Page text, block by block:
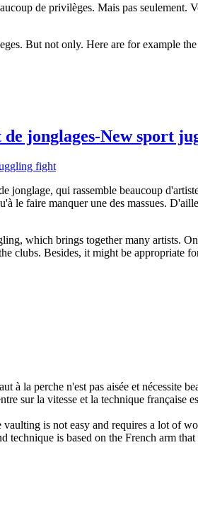
de privilèges. Mais pas seulement.
But not only. Here are for example
jonglages-New sport
qui rassemble beaucoup
le faire manquer une des massues.
which brings together many artists.
clubs. Besides, it might be appropriate
à la perche n'est pas aisée et nécessite
sur la vitesse et la technique française
is not easy and requires a lot of
technique is based on the French arm